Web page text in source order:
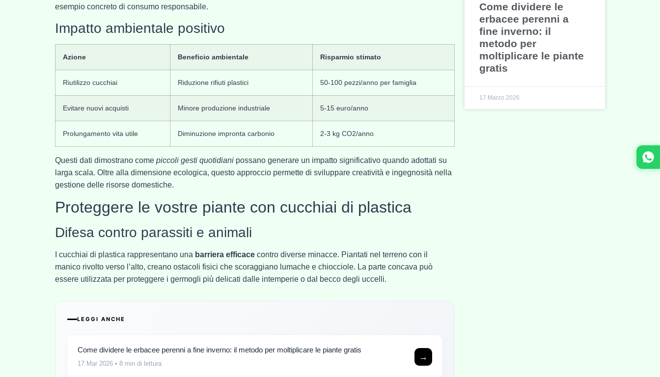
Come dividere le
erbacee perenni a
fine inverno: il
metodo per
moltiplicare le piante
gratis
17 Marzo 2026
esempio concreto di consumo responsabile.
Impatto ambientale positivo
Azione Beneficio ambientale Risparmio stimato
Riutilizzo cucchiai Riduzione rifiuti plastici 50-100 pezzi/anno per famiglia
Evitare nuovi acquisti Minore produzione industriale 5-15 euro/anno
Prolungamento vita utile Diminuzione impronta carbonio 2-3 kg CO2/anno
Questi dati dimostrano come piccoli gesti quotidiani possano generare un impatto significativo quando adottati su
larga scala. Oltre alla dimensione ecologica, questo approccio permette di sviluppare creatività e ingegnosità nella
gestione delle risorse domestiche.
Proteggere le vostre piante con cucchiai di plastica
Difesa contro parassiti e animali
I cucchiai di plastica rappresentano una barriera efficace contro diverse minacce. Piantati nel terreno con il
manico rivolto verso l’alto, creano ostacoli fisici che scoraggiano lumache e chiocciole. La parte concava può
essere utilizzata per proteggere i germogli più delicati dalle intemperie o dal becco degli uccelli.
LEGGI ANCHE
Come dividere le erbacee perenni a fine inverno: il metodo per moltiplicare le piante gratis
17 Mar 2026 • 8 min di lettura
→